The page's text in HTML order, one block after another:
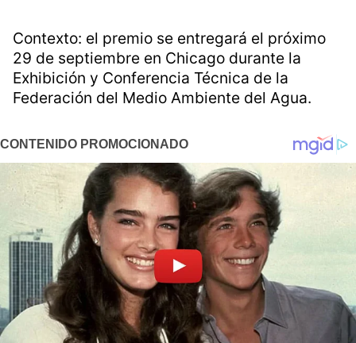
Contexto: el premio se entregará el próximo
29 de septiembre en Chicago durante la
Exhibición y Conferencia Técnica de la
Federación del Medio Ambiente del Agua.